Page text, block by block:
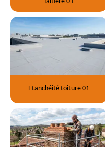
Etanchéité toiture 01